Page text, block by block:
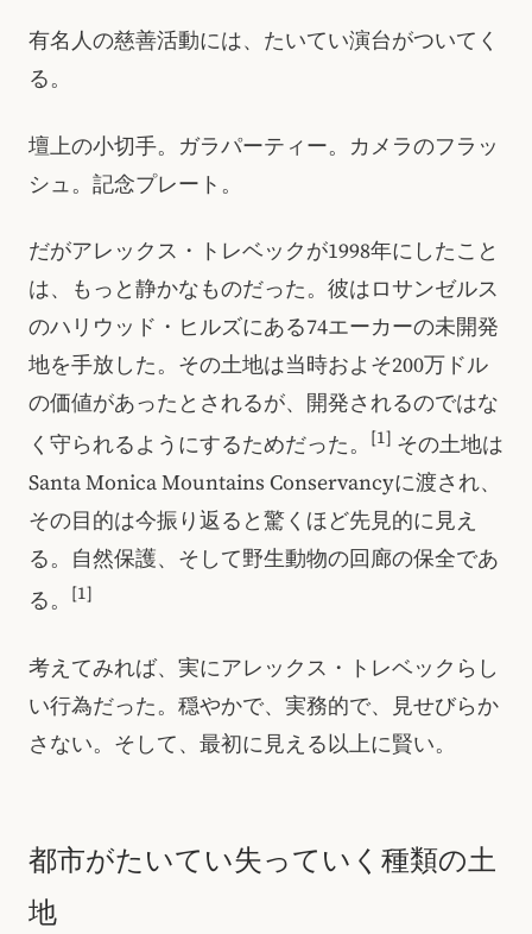
有名人の慈善活動には、たいてい演台がついてく
る。
壇上の小切手。ガラパーティー。カメラのフラッ
シュ。記念プレート。
だがアレックス・トレベックが1998年にしたこと
は、もっと静かなものだった。彼はロサンゼルス
のハリウッド・ヒルズにある74エーカーの未開発
地を手放した。その土地は当時およそ200万ドル
の価値があったとされるが、開発されるのではな
く守られるようにするためだった。
[1] その土地は
Santa Monica Mountains Conservancyに渡され、
その目的は今振り返ると驚くほど先見的に見え
る。自然保護、そして野生動物の回廊の保全であ
る。
[1]
考えてみれば、実にアレックス・トレベックらし
い行為だった。穏やかで、実務的で、見せびらか
さない。そして、最初に見える以上に賢い。
都市がたいてい失っていく種類の土
地